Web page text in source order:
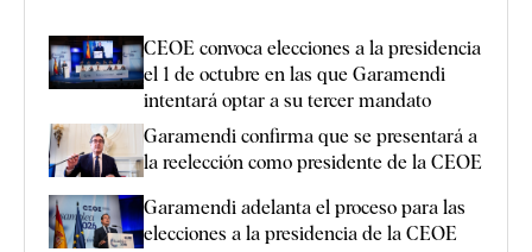
CEOE convoca elecciones a la presidencia
el 1 de octubre en las que Garamendi
intentará optar a su tercer mandato
Garamendi confirma que se presentará a
la reelección como presidente de la CEOE
Garamendi adelanta el proceso para las
elecciones a la presidencia de la CEOE